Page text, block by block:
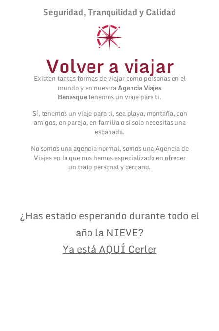
Seguridad, Tranquilidad y Calidad
Volver a viajar
Existen tantas formas de viajar como personas en el
mundo y en nuestraAgencia Viajes
Benasquetenemos un viaje para ti.
Sí, tenemos un viaje para ti, sea playa, montaña, con
amigos, en pareja, en familia o si solo necesitas una
escapada.
No somos una agencia normal, somos una Agencia de
Viajes en la que nos hemos especializado en ofrecer
un trato personal y cercano.
¿Has estado esperando durante todo el
año la NIEVE?
Ya está AQUÍ Cerler